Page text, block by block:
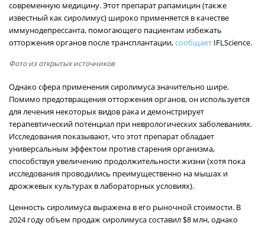
современную медицину. Этот препарат рапамицин (также
известный как сиролимус) широко применяется в качестве
иммунодепрессанта, помогающего пациентам избежать
отторжения органов после трансплантации,сообщает IFLScience.
Фото из открытых источников
Однако сфера применения сиролимуса значительно шире.
Помимо предотвращения отторжения органов, он используется
для лечения некоторых видов рака и демонстрирует
терапевтический потенциал при неврологических заболеваниях.
Исследования показывают, что этот препарат обладает
универсальным эффектом против старения организма,
способствуя увеличению продолжительности жизни (хотя пока
исследования проводились преимущественно на мышах и
дрожжевых культурах в лабораторных условиях).
Ценность сиролимуса выражена в его рыночной стоимости. В
2024 году объем продаж сиролимуса составил $8 млн, однако